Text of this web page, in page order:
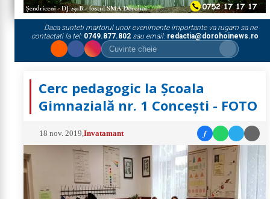
Daca sunteti martorul unor evenimente importante va rugam sa ne
contactati la tel: 0749.877.802sau email: redactia@dorohoinews.ro
Cerc pedagogic la Școala
Gimnazială nr. 1 Concești - FOTO
18 nov. 2019 ,Invatamant f